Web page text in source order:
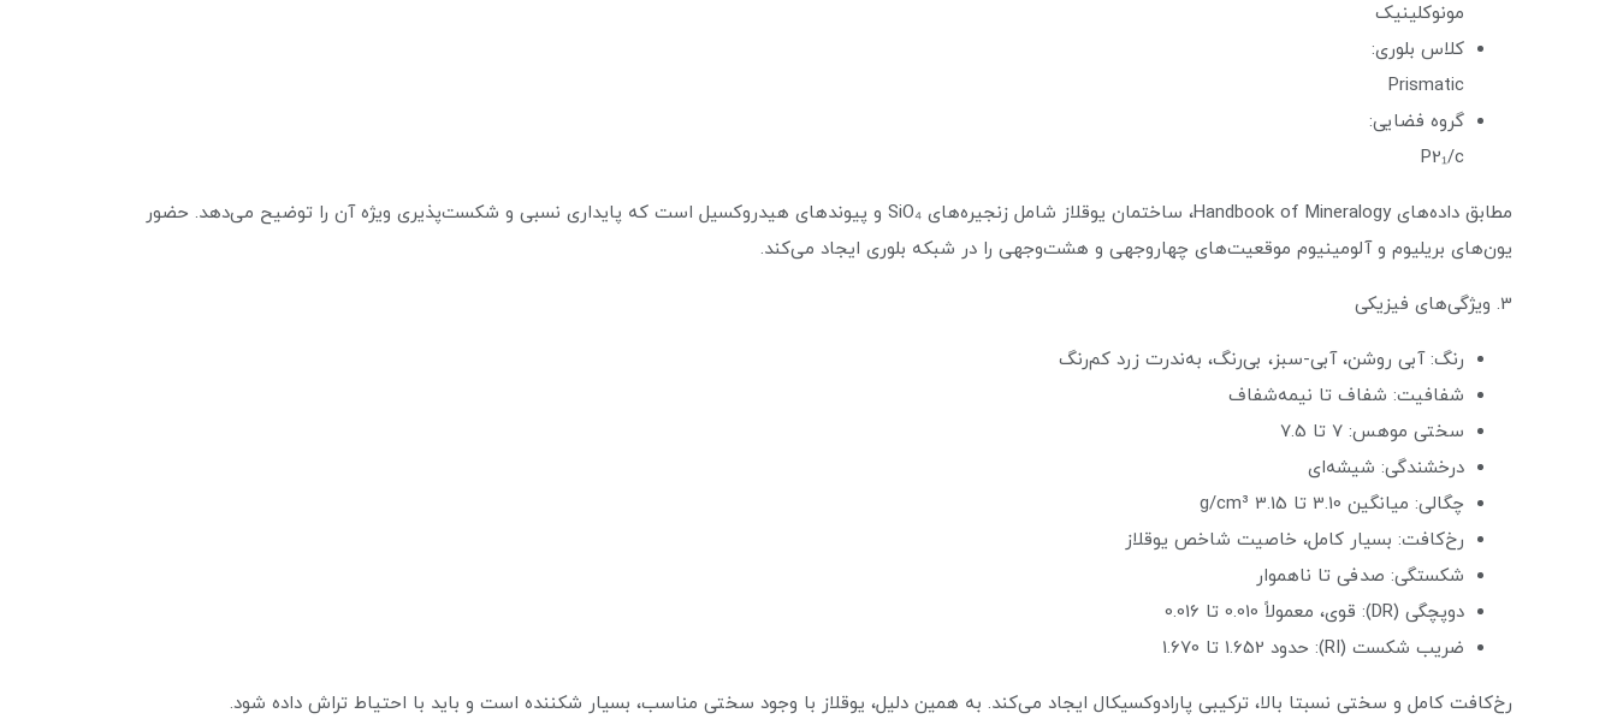
مونوکلینیک
کلاس بلوری:
Prismatic
گروه فضایی:
P2₁/c
مطابق داده‌های Handbook of Mineralogy، ساختمان یوقلاز شامل زنجیره‌های SiO₄ و پیوندهای هیدروکسیل است که پایداری نسبی و شکست‌پذیری ویژه آن را توضیح می‌دهد. حضور
یون‌های بریلیوم و آلومینیوم موقعیت‌های چهاروجهی و هشت‌وجهی را در شبکه بلوری ایجاد می‌کند.
3. ویژگی‌های فیزیکی
رنگ: آبی روشن، آبی-سبز، بی‌رنگ، به‌ندرت زرد کم‌رنگ
شفافیت: شفاف تا نیمه‌شفاف
سختی موهس: 7 تا 7.5
درخشندگی: شیشه‌ای
چگالی: میانگین 3.10 تا 3.15 g/cm³
رخ‌کافت: بسیار کامل، خاصیت شاخص یوقلاز
شکستگی: صدفی تا ناهموار
دوپچگی (DR): قوی، معمولاً 0.010 تا 0.016
ضریب شکست (RI): حدود 1.652 تا 1.670
رخ‌کافت کامل و سختی نسبتا بالا، ترکیبی پارادوکسیکال ایجاد می‌کند. به همین دلیل، یوقلاز با وجود سختی مناسب، بسیار شکننده است و باید با احتیاط تراش داده شود.